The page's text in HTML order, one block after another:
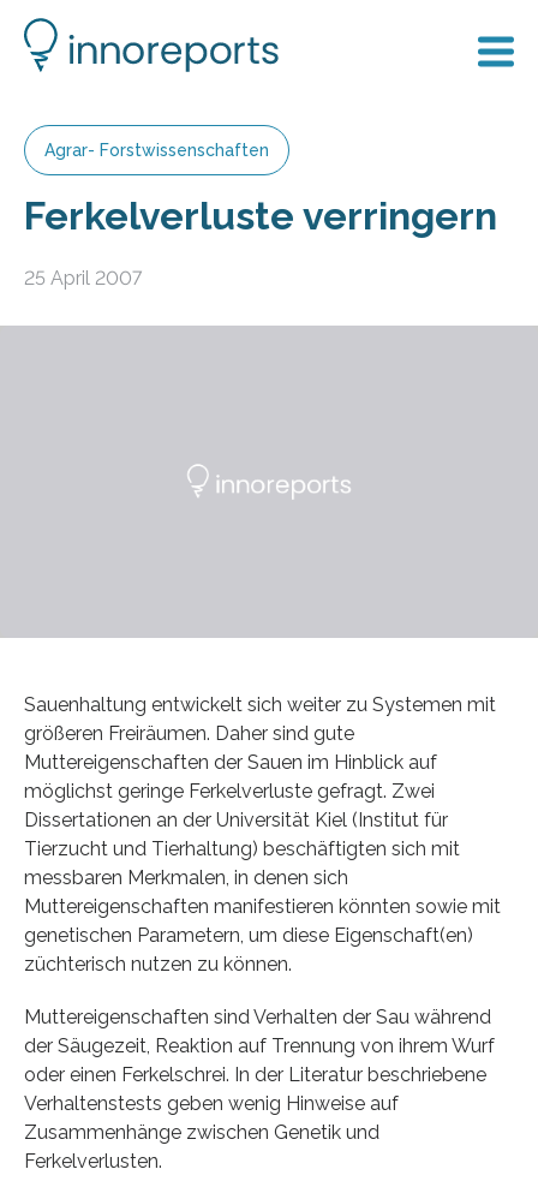
Agrar- Forstwissenschaften
Ferkelverluste verringern
25 April 2007
Sauenhaltung entwickelt sich weiter zu Systemen mit
größeren Freiräumen. Daher sind gute
Muttereigenschaften der Sauen im Hinblick auf
möglichst geringe Ferkelverluste gefragt. Zwei
Dissertationen an der Universität Kiel (Institut für
Tierzucht und Tierhaltung) beschäftigten sich mit
messbaren Merkmalen, in denen sich
Muttereigenschaften manifestieren könnten sowie mit
genetischen Parametern, um diese Eigenschaft(en)
züchterisch nutzen zu können.
Muttereigenschaften sind Verhalten der Sau während
der Säugezeit, Reaktion auf Trennung von ihrem Wurf
oder einen Ferkelschrei. In der Literatur beschriebene
Verhaltenstests geben wenig Hinweise auf
Zusammenhänge zwischen Genetik und
Ferkelverlusten.